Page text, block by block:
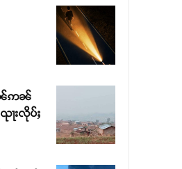
ၼ်ဢၼ်
ႃးလိုပ်ႈ